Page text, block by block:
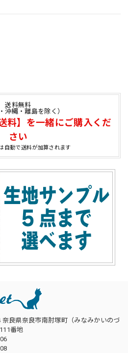
送料無料
沖縄・離島を除く）
料】を一緒にご購入くだ
さい
自動で送料が加算されます
奈良県奈良市南肘塚町（みなみかいのづ
番地